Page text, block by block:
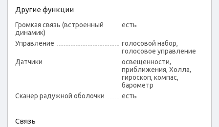
Другие функции
Громкая связь (встроенный
динамик)
есть
Управление
голосовой набор,
голосовое управление
Датчики
освещенности,
приближения, Холла,
гироскоп, компас,
барометр
Сканер радужной оболочки
есть
Связь